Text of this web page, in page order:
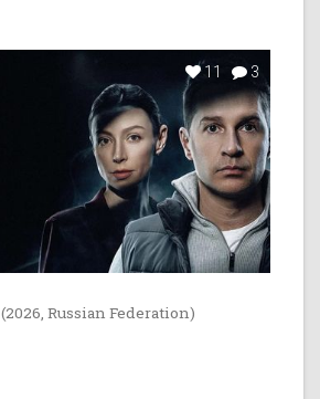
11 3
(2026, Russian Federation)